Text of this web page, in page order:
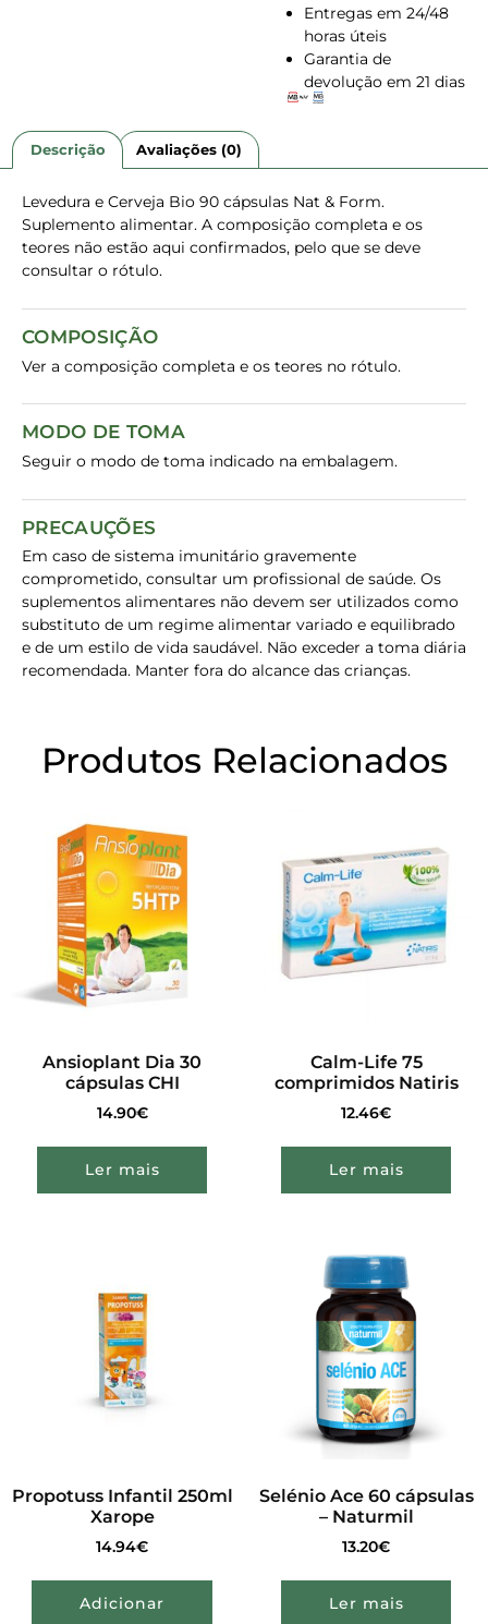
Entregas em 24/48
horas úteis
Garantia de
devolução em 21 dias
Descrição Avaliações (0)
Levedura e Cerveja Bio 90 cápsulas Nat & Form.
Suplemento alimentar. A composição completa e os
teores não estão aqui confirmados, pelo que se deve
consultar o rótulo.
COMPOSIÇÃO
Ver a composição completa e os teores no rótulo.
MODO DE TOMA
Seguir o modo de toma indicado na embalagem.
PRECAUÇÕES
Em caso de sistema imunitário gravemente
comprometido, consultar um profissional de saúde. Os
suplementos alimentares não devem ser utilizados como
substituto de um regime alimentar variado e equilibrado
e de um estilo de vida saudável. Não exceder a toma diária
recomendada. Manter fora do alcance das crianças.
Produtos Relacionados
Ansioplant Dia 30
cápsulas CHI
14.90€
Ler mais
Calm-Life 75
comprimidos Natiris
12.46€
Ler mais
Propotuss Infantil 250ml
Xarope
14.94€
Adicionar
Selénio Ace 60 cápsulas
– Naturmil
13.20€
Ler mais